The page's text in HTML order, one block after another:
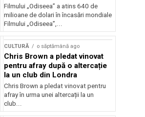
Filmului „Odiseea” a atins 640 de
milioane de dolari în încasări mondiale
Filmului „Odiseea”,...
CULTURĂ o săptămână ago
Chris Brown a pledat vinovat
pentru afray după o altercație
la un club din Londra
Chris Brown a pledat vinovat pentru
afray în urma unei altercații la un
club...